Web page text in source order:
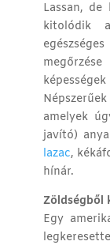
Lassan, de
kitolódik
amelyek
javító)
lazac,
hínár.
Zöldségből
Egy